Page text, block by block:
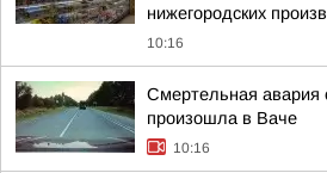
нижегородских
10:16
Смертельная авария
произошла в Ваче
10:16